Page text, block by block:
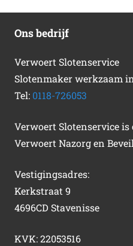
Ons bedrijf
Verwoert Slotenservice
Slotenmaker werkzaam
Tel: 0118-726053
Verwoert Slotenservice
Verwoert Nazorg en
Vestigingsadres:
Kerkstraat 9
4696CD Stavenisse
KVK: 22053516